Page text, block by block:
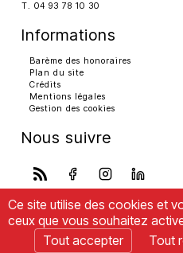
T. 04 93 78 10 30
Informations
Barème des honoraires
Plan du site
Crédits
Mentions légales
Gestion des cookies
Nous suivre
Ce site utilise des cookies et
ceux que vous souhaitez
Tout accepter
Tout